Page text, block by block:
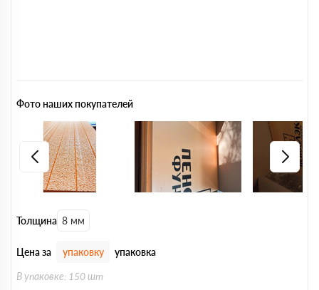
Толщина 8 мм
Цена за упаковку
упаковка
В упаковке: 150 шт
Фото наших покупателей